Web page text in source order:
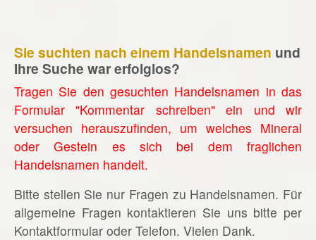
Sie suchten nach einem Handelsnamen und
Ihre Suche war erfolglos?
Tragen Sie den gesuchten Handelsnamen in das
Formular "Kommentar schreiben" ein und wir
versuchen herauszufinden, um welches Mineral
oder Gestein es sich bei dem fraglichen
Handelsnamen handelt.
Bitte stellen Sie nur Fragen zu Handelsnamen. Für
allgemeine Fragen kontaktieren Sie uns bitte per
Kontaktformular oder Telefon. Vielen Dank.